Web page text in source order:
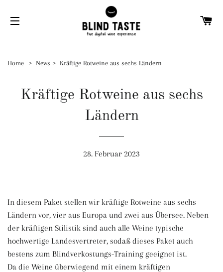
SEITENNAVIGATION
Home News Kräftige Rotweine aus sechs Ländern
Kräftige Rotweine aus sechs
Ländern
28. Februar 2023
In diesem Paket stellen wir kräftige Rotweine aus sechs
Ländern vor, vier aus Europa und zwei aus Übersee. Neben
der kräftigen Stilistik sind auch alle Weine typische
hochwertige Landesvertreter, sodaß dieses Paket auch
bestens zum Blindverkostungs-Training geeignet ist.
Da die Weine überwiegend mit einem kräftigen